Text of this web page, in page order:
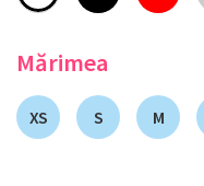
Mărimea
XS S M